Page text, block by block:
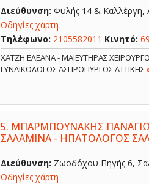
Διεύθυνση: Φυλής 14 & Καλλέργη,
Οδηγίες χάρτη
Τηλέφωνο: 2105582011 Κινητό:
ΧΑΤΖΗ ΕΛΕΑΝΑ - ΜΑΙΕΥΤΗΡΑΣ
ΓΥΝΑΙΚΟΛΟΓΟΣ ΑΣΠΡΟΠΥΡΓΟΣ ΑΤΤΙΚΗΣ
5. ΜΠΑΡΜΠΟΥΝΑΚΗΣ
ΣΑΛΑΜΙΝΑ - ΗΠΑΤΟΛΟΓΟΣ
Διεύθυνση: Ζωοδόχου Πηγής 6,
Οδηγίες χάρτη